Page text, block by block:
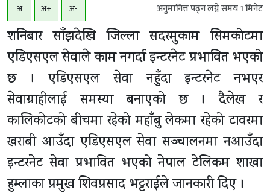
अ अ+ अ- अनुमानित्त पढ्न लग्ने समय1मिनेट
शनिबार साँझदेखि जिल्ला सदरमुकाम सिमकोटमा
एडिएसएल सेवाले काम नगर्दा इन्टरनेट प्रभावित भएको
छ । एडिएसएल सेवा नहुँदा इन्टरनेट नभएर
सेवाग्राहीलाई समस्या बनाएको छ । दैलेख र
कालिकोटको बीचमा रहेको महाँबु लेकमा रहेको टावरमा
खराबी आउँदा एडिएसएल सेवा सञ्चालनमा नआउँदा
इन्टरनेट सेवा प्रभावित भएको नेपाल टेलिकम शाखा
हुम्लाका प्रमुख शिवप्रसाद भट्टराईले जानकारी दिए ।